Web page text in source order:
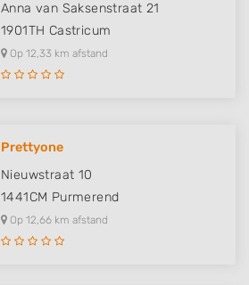
Anna van Saksenstraat 21
1901TH Castricum
Op 12,33 km afstand
Prettyone
Nieuwstraat 10
1441CM Purmerend
Op 12,66 km afstand